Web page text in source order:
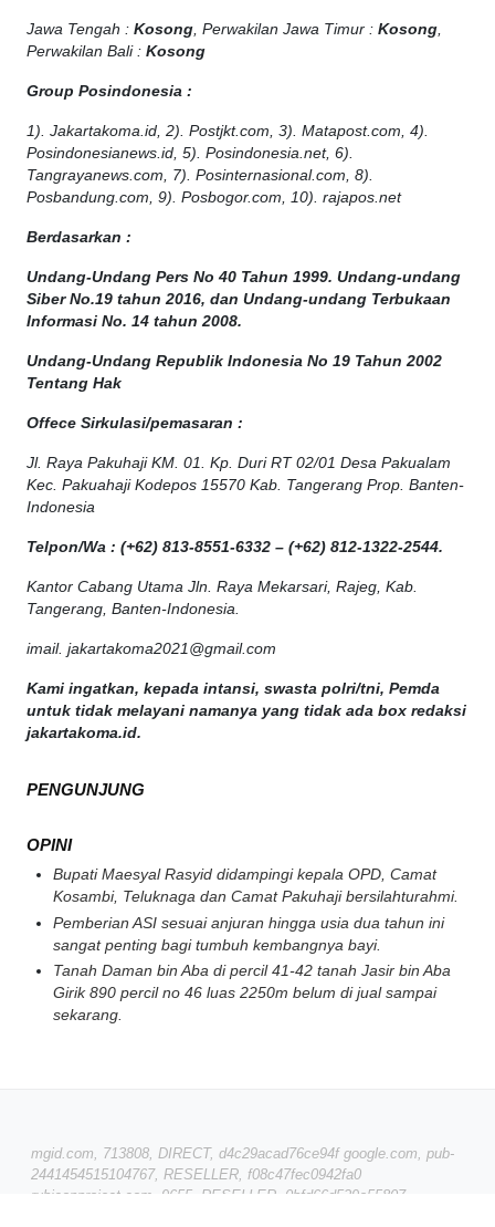
Jawa Tengah : Kosong, Perwakilan Jawa Timur : Kosong,
Perwakilan Bali : Kosong
Group Posindonesia :
1). Jakartakoma.id, 2). Postjkt.com, 3). Matapost.com, 4).
Posindonesianews.id, 5). Posindonesia.net, 6).
Tangrayanews.com, 7). Posinternasional.com, 8).
Posbandung.com, 9). Posbogor.com, 10). rajapos.net
Berdasarkan :
Undang-Undang Pers No 40 Tahun 1999. Undang-undang
Siber No.19 tahun 2016, dan Undang-undang Terbukaan
Informasi No. 14 tahun 2008.
Undang-Undang Republik Indonesia No 19 Tahun 2002
Tentang Hak
Offece Sirkulasi/pemasaran :
Jl. Raya Pakuhaji KM. 01. Kp. Duri RT 02/01 Desa Pakualam
Kec. Pakuahaji Kodepos 15570 Kab. Tangerang Prop. Banten-
Indonesia
Telpon/Wa : (+62) 813-8551-6332 – (+62) 812-1322-2544.
Kantor Cabang Utama Jln. Raya Mekarsari, Rajeg, Kab.
Tangerang, Banten-Indonesia.
imail. jakartakoma2021@gmail.com
Kami ingatkan, kepada intansi, swasta polri/tni, Pemda
untuk tidak melayani namanya yang tidak ada box redaksi
jakartakoma.id.
PENGUNJUNG
OPINI
Bupati Maesyal Rasyid didampingi kepala OPD, Camat
Kosambi, Teluknaga dan Camat Pakuhaji bersilahturahmi.
Pemberian ASI sesuai anjuran hingga usia dua tahun ini
sangat penting bagi tumbuh kembangnya bayi.
Tanah Daman bin Aba di percil 41-42 tanah Jasir bin Aba
Girik 890 percil no 46 luas 2250m belum di jual sampai
sekarang.
mgid.com, 713808, DIRECT, d4c29acad76ce94f google.com, pub-
2441454515104767, RESELLER, f08c47fec0942fa0
rubiconproject.com, 9655, RESELLER, 0bfd66d529a55807